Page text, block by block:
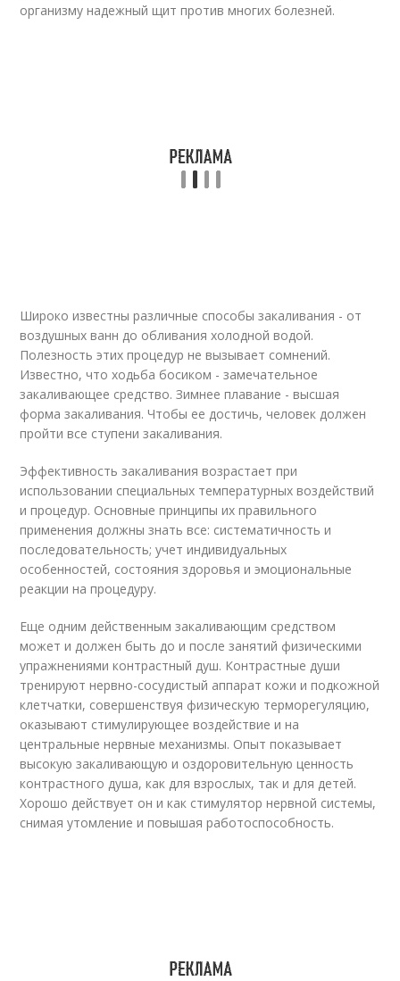
организму надежный щит против многих болезней.
Широко известны различные способы закаливания - от
воздушных ванн до обливания холодной водой.
Полезность этих процедур не вызывает сомнений.
Известно, что ходьба босиком - замечательное
закаливающее средство. Зимнее плавание - высшая
форма закаливания. Чтобы ее достичь, человек должен
пройти все ступени закаливания.
Эффективность закаливания возрастает при
использовании специальных температурных воздействий
и процедур. Основные принципы их правильного
применения должны знать все: систематичность и
последовательность; учет индивидуальных
особенностей, состояния здоровья и эмоциональные
реакции на процедуру.
Еще одним действенным закаливающим средством
может и должен быть до и после занятий физическими
упражнениями контрастный душ. Контрастные души
тренируют нервно-сосудистый аппарат кожи и подкожной
клетчатки, совершенствуя физическую терморегуляцию,
оказывают стимулирующее воздействие и на
центральные нервные механизмы. Опыт показывает
высокую закаливающую и оздоровительную ценность
контрастного душа, как для взрослых, так и для детей.
Хорошо действует он и как стимулятор нервной системы,
снимая утомление и повышая работоспособность.